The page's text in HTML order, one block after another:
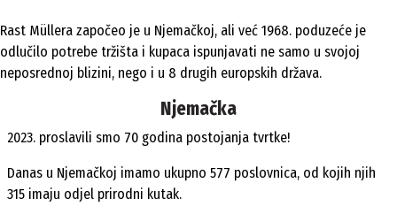
Rast Müllera započeo je u Njemačkoj, ali već 1968. poduzeće je
odlučilo potrebe tržišta i kupaca ispunjavati ne samo u svojoj
neposrednoj blizini, nego i u 8 drugih europskih država.
Njemačka
2023. proslavili smo 70 godina postojanja tvrtke!
Danas u Njemačkoj imamo ukupno 577 poslovnica, od kojih njih
315 imaju odjel prirodni kutak.